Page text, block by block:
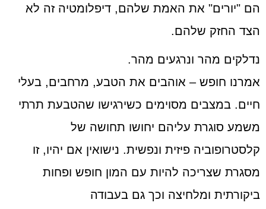
הם "יורים" את האמת שלהם, דיפלומטיה זה לא
הצד החזק שלהם.
נדלקים מהר ונרגעים מהר.
אמרנו חופש – אוהבים את הטבע, מרחבים, בעלי
חיים. במצבים מסוימים כשירגישו שהטבעת תרתי
משמע סוגרת עליהם יחושו תחושה של
קלסטרופוביה פיזית ונפשית. נישואין אם יהיו, זו
מסגרת שצריכה להיות עם המון חופש ופחות
ביקורתית ומלחיצה וכך גם בעבודה